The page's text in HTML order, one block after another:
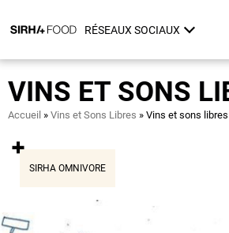
au
principal
RÉSEAUX SOCIAUX
VINS ET SONS
Fil
Accueil Vins et Sons Libres Vins et sons libres
SIRHA OMNIVORE